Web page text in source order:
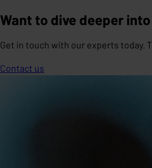
Want to dive deeper
Get in touch with our experts today.
Contact us